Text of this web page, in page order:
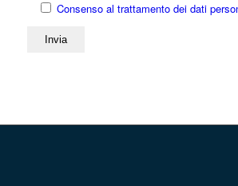
Consenso al trattamento dei dati